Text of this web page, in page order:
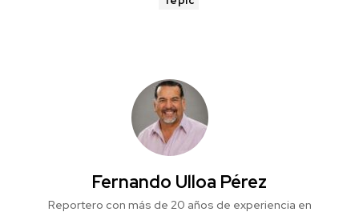
Fernando Ulloa Pérez
Reportero con más de 20 años de experiencia en